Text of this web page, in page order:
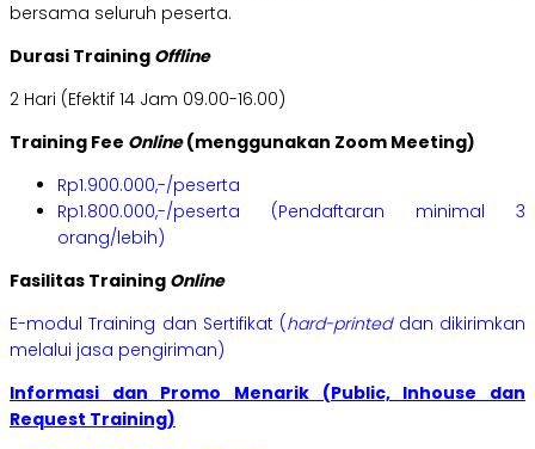
bersama seluruh peserta.
Durasi Training Offline
2 Hari (Efektif 14 Jam 09.00-16.00)
Training Fee Online(menggunakan Zoom Meeting)
Rp1.900.000,-/peserta
Rp1.800.000,-/peserta (Pendaftaran minimal 3
orang/lebih)
Fasilitas Training Online
E-modul Training dan Sertifikat (hard-printeddan dikirimkan
melalui jasa pengiriman)
Informasi dan Promo Menarik (Public, Inhouse dan
Request Training)